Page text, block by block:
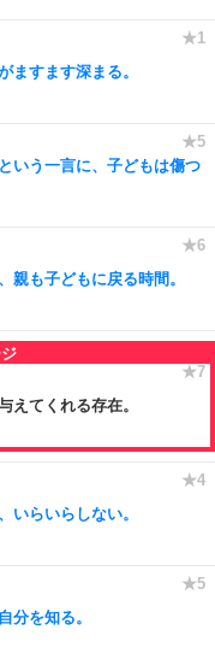
ますます深まる。
いう一言に、子どもは傷つ
親も子どもに戻る時間。
えてくれる存在。
いらいらしない。
分を知る。